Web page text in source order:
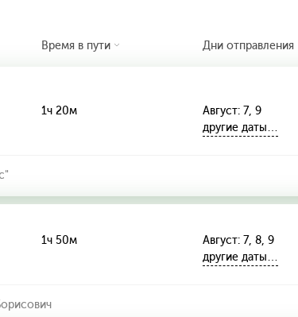
Время в пути Дни отправления
1ч 20м
Август: 7, 9
другие даты…
1ч 50м
Август: 7, 8, 9
другие даты…